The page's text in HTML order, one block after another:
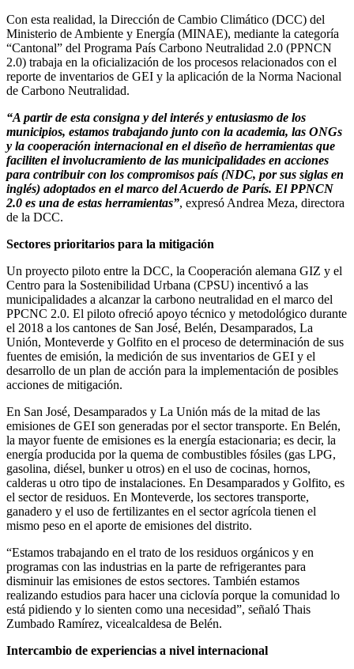
Con esta realidad, la Dirección de Cambio Climático (DCC) del
Ministerio de Ambiente y Energía (MINAE), mediante la categoría
“Cantonal” del Programa País Carbono Neutralidad 2.0 (PPNCN
2.0) trabaja en la oficialización de los procesos relacionados con el
reporte de inventarios de GEI y la aplicación de la Norma Nacional
de Carbono Neutralidad.
“A partir de esta consigna y del interés y entusiasmo de los
municipios, estamos trabajando junto con la academia, las ONGs
y la cooperación internacional en el diseño de herramientas que
faciliten el involucramiento de las municipalidades en acciones
para contribuir con los compromisos país (NDC, por sus siglas en
inglés) adoptados en el marco del Acuerdo de París. El PPNCN
2.0 es una de estas herramientas”, expresó Andrea Meza, directora
de la DCC.
Sectores prioritarios para la mitigación
Un proyecto piloto entre la DCC, la Cooperación alemana GIZ y el
Centro para la Sostenibilidad Urbana (CPSU) incentivó a las
municipalidades a alcanzar la carbono neutralidad en el marco del
PPCNC 2.0. El piloto ofreció apoyo técnico y metodológico durante
el 2018 a los cantones de San José, Belén, Desamparados, La
Unión, Monteverde y Golfito en el proceso de determinación de sus
fuentes de emisión, la medición de sus inventarios de GEI y el
desarrollo de un plan de acción para la implementación de posibles
acciones de mitigación.
En San José, Desamparados y La Unión más de la mitad de las
emisiones de GEI son generadas por el sector transporte. En Belén,
la mayor fuente de emisiones es la energía estacionaria; es decir, la
energía producida por la quema de combustibles fósiles (gas LPG,
gasolina, diésel, bunker u otros) en el uso de cocinas, hornos,
calderas u otro tipo de instalaciones. En Desamparados y Golfito, es
el sector de residuos. En Monteverde, los sectores transporte,
ganadero y el uso de fertilizantes en el sector agrícola tienen el
mismo peso en el aporte de emisiones del distrito.
“Estamos trabajando en el trato de los residuos orgánicos y en
programas con las industrias en la parte de refrigerantes para
disminuir las emisiones de estos sectores. También estamos
realizando estudios para hacer una ciclovía porque la comunidad lo
está pidiendo y lo sienten como una necesidad”, señaló Thais
Zumbado Ramírez, vicealcaldesa de Belén.
Intercambio de experiencias a nivel internacional